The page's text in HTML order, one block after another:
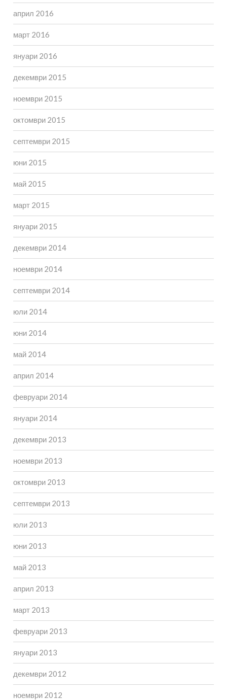
април 2016
март 2016
януари 2016
декември 2015
ноември 2015
октомври 2015
септември 2015
юни 2015
май 2015
март 2015
януари 2015
декември 2014
ноември 2014
септември 2014
юли 2014
юни 2014
май 2014
април 2014
февруари 2014
януари 2014
декември 2013
ноември 2013
октомври 2013
септември 2013
юли 2013
юни 2013
май 2013
април 2013
март 2013
февруари 2013
януари 2013
декември 2012
ноември 2012